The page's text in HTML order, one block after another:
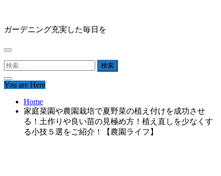
content
ガーデニング充実した毎日を
検
You are Here
Home
家庭菜園や農園栽培で夏野菜の植え付けを成功させ
る！土作りや良い苗の見極め方！植え直しを少なくす
る小技５選をご紹介！【農園ライフ】